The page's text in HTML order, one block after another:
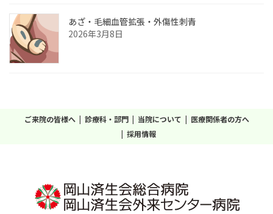
あざ‧毛細血管拡張‧外傷性刺青
2026年3月8日
ご来院の皆様へ 診療科・部門 当院について
医療関係者の方へ
採用情報